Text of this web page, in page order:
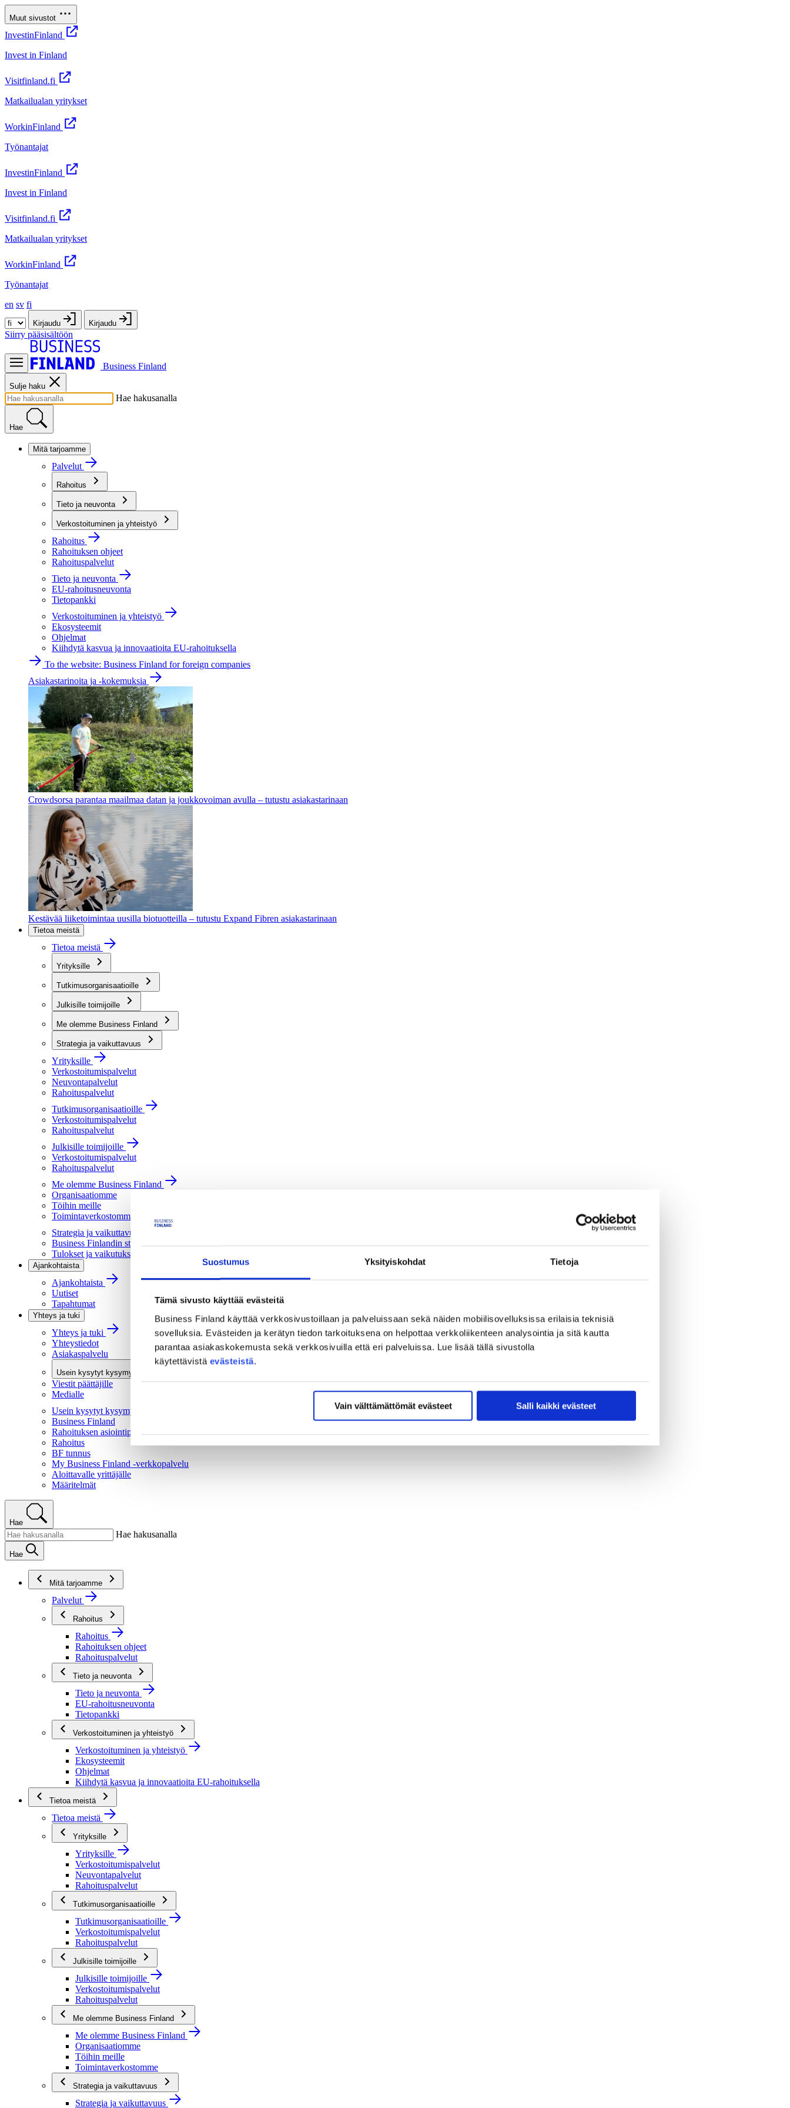
Suostumus Yksityiskohdat Tietoja
Tämä sivusto käyttää evästeitä
Business Finland käyttää verkkosivustoillaan ja palveluissaan sekä näiden mobiilisovelluksissa erilaisia teknisiä
sovelluksia. Evästeiden ja kerätyn tiedon tarkoituksena on helpottaa verkkoliikenteen analysointia ja sitä kautta
parantaa asiakaskokemusta sekä verkkosivuilla että eri palveluissa. Lue lisää tällä sivustolla
käytettävistä evästeistä.
Vain välttämättömät evästeet Salli kaikki evästeet
Muut sivustot
InvestinFinland
Invest in Finland
Visitfinland.fi
Matkailualan yritykset
WorkinFinland
Työnantajat
InvestinFinland
Invest in Finland
Visitfinland.fi
Matkailualan yritykset
WorkinFinland
Työnantajat
en sv fi
Kirjaudu Kirjaudu
Siirry pääsisältöön
Business Finland
Sulje haku
Hae hakusanalla
Hae
Mitä tarjoamme
Palvelut
Rahoitus
Tieto ja neuvonta
Verkostoituminen ja yhteistyö
Rahoitus
Rahoituksen ohjeet
Rahoituspalvelut
Tieto ja neuvonta
EU-rahoitusneuvonta
Tietopankki
Verkostoituminen ja yhteistyö
Ekosysteemit
Ohjelmat
Kiihdytä kasvua ja innovaatioita EU-rahoituksella
To the website: Business Finland for foreign companies
Asiakastarinoita ja -kokemuksia
Crowdsorsa parantaa maailmaa datan ja joukkovoiman avulla – tutustu asiakastarinaan
Kestävää liiketoimintaa uusilla biotuotteilla – tutustu Expand Fibren asiakastarinaan
Tietoa meistä
Tietoa meistä
Yrityksille
Tutkimusorganisaatioille
Julkisille toimijoille
Me olemme Business Finland
Strategia ja vaikuttavuus
Yrityksille
Verkostoitumispalvelut
Neuvontapalvelut
Rahoituspalvelut
Tutkimusorganisaatioille
Verkostoitumispalvelut
Rahoituspalvelut
Julkisille toimijoille
Verkostoitumispalvelut
Rahoituspalvelut
Me olemme Business Finland
Organisaatiomme
Töihin meille
Toimintaverkostomme
Strategia ja vaikuttavuus
Business Finlandin strategia 2030
Tulokset ja vaikutukset
Ajankohtaista
Ajankohtaista
Uutiset
Tapahtumat
Yhteys ja tuki
Yhteys ja tuki
Yhteystiedot
Asiakaspalvelu
Usein kysytyt kysymykset
Viestit päättäjille
Medialle
Usein kysytyt kysymykset
Business Finland
Rahoituksen asiointipalvelu
Rahoitus
BF tunnus
My Business Finland -verkkopalvelu
Aloittavalle yrittäjälle
Määritelmät
Hae
Hae hakusanalla
Hae
Mitä tarjoamme
Palvelut
Rahoitus
Rahoitus
Rahoituksen ohjeet
Rahoituspalvelut
Tieto ja neuvonta
Tieto ja neuvonta
EU-rahoitusneuvonta
Tietopankki
Verkostoituminen ja yhteistyö
Verkostoituminen ja yhteistyö
Ekosysteemit
Ohjelmat
Kiihdytä kasvua ja innovaatioita EU-rahoituksella
Tietoa meistä
Tietoa meistä
Yrityksille
Yrityksille
Verkostoitumispalvelut
Neuvontapalvelut
Rahoituspalvelut
Tutkimusorganisaatioille
Tutkimusorganisaatioille
Verkostoitumispalvelut
Rahoituspalvelut
Julkisille toimijoille
Julkisille toimijoille
Verkostoitumispalvelut
Rahoituspalvelut
Me olemme Business Finland
Me olemme Business Finland
Organisaatiomme
Töihin meille
Toimintaverkostomme
Strategia ja vaikuttavuus
Strategia ja vaikuttavuus